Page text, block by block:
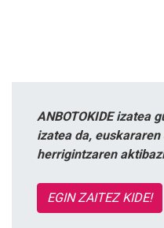
ANBOTOKIDE izatea
izatea da,
herrigintzaren
EGIN ZAITEZ KIDE!